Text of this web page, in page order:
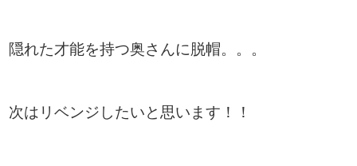
隠れた才能を持つ奥さんに脱帽。。。
次はリベンジしたいと思います！！